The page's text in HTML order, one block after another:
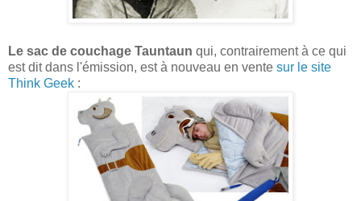
Le sac de couchage Tauntaun qui, contrairement à ce qui
est dit dans l'émission, est à nouveau en vente sur le site
Think Geek :